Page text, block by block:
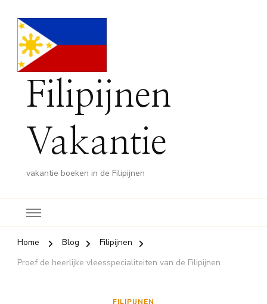
Filipijnen
Vakantie
vakantie boeken in de Filipijnen
Home Blog
Filipijnen
Proef de heerlijke vleesspecialiteiten van de Filipijnen
FILIPIJNEN